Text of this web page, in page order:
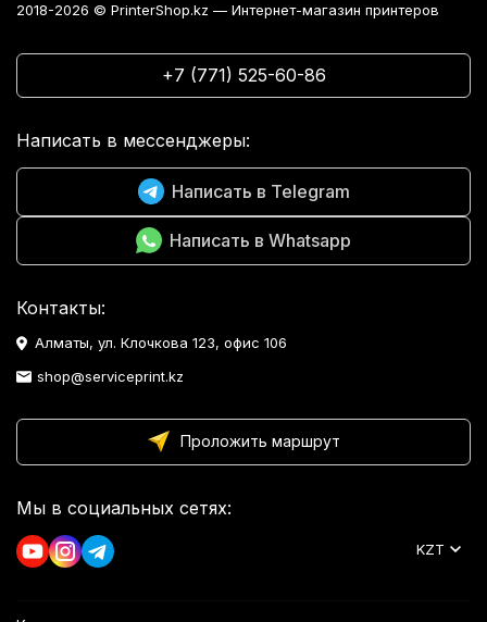
2018-2026 © PrinterShop.kz — Интернет-магазин принтеров
+7 (771) 525-60-86
Написать в мессенджеры:
Написать в Telegram
Написать в Whatsapp
Контакты:
Алматы, ул. Клочкова 123, офис 106
shop@serviceprint.kz
Проложить маршрут
Мы в социальных сетях:
KZT